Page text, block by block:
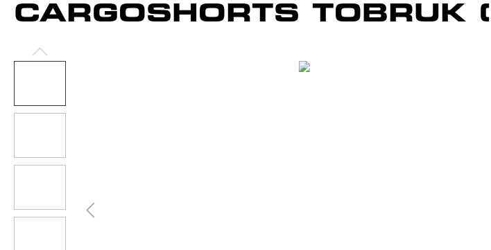
CARGOSHORTS TOBRUK